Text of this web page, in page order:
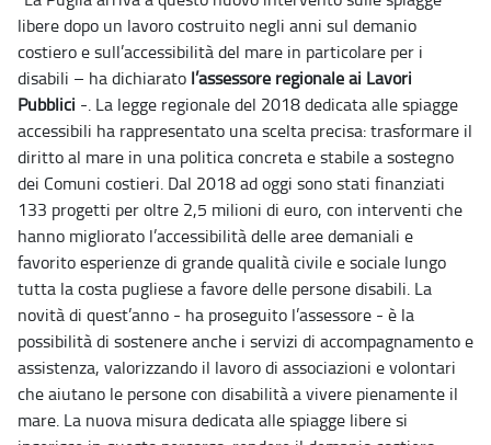
libere dopo un lavoro costruito negli anni sul demanio
costiero e sull’accessibilità del mare in particolare per i
disabili – ha dichiarato l’assessore regionale ai Lavori
Pubblici -. La legge regionale del 2018 dedicata alle spiagge
accessibili ha rappresentato una scelta precisa: trasformare il
diritto al mare in una politica concreta e stabile a sostegno
dei Comuni costieri. Dal 2018 ad oggi sono stati finanziati
133 progetti per oltre 2,5 milioni di euro, con interventi che
hanno migliorato l’accessibilità delle aree demaniali e
favorito esperienze di grande qualità civile e sociale lungo
tutta la costa pugliese a favore delle persone disabili. La
novità di quest’anno - ha proseguito l’assessore - è la
possibilità di sostenere anche i servizi di accompagnamento e
assistenza, valorizzando il lavoro di associazioni e volontari
che aiutano le persone con disabilità a vivere pienamente il
mare. La nuova misura dedicata alle spiagge libere si